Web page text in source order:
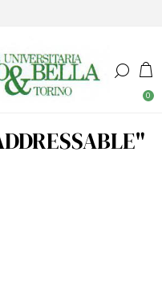
0